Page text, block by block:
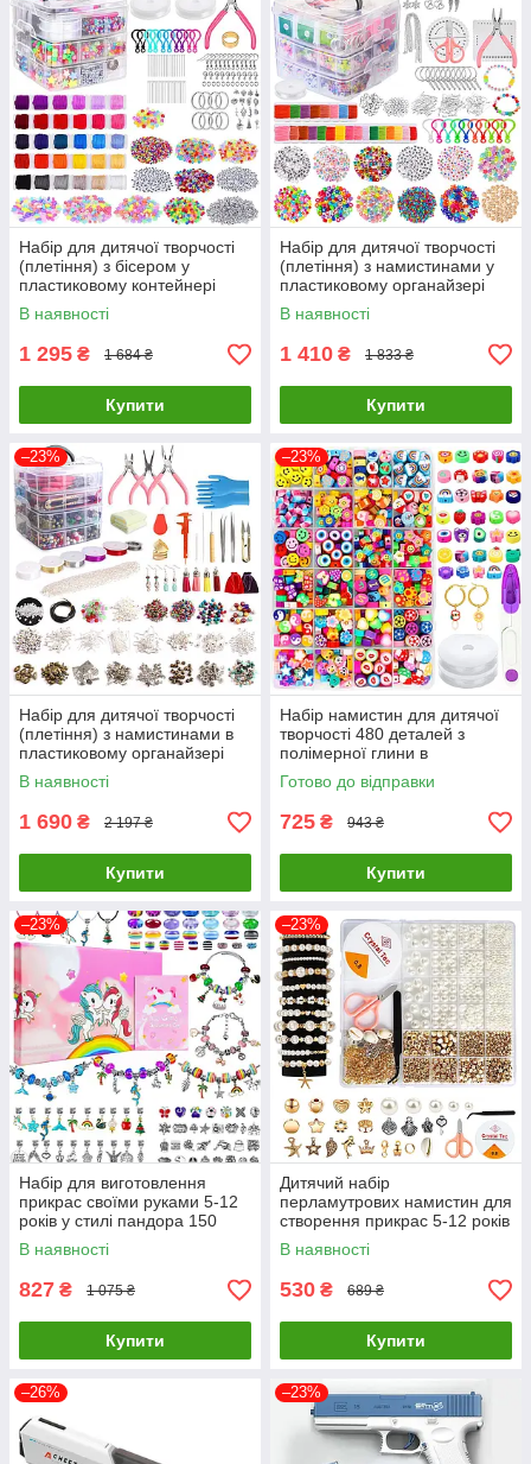
Набір для дитячої творчості
(плетіння) з бісером у
пластиковому контейнері
3750 деталей ( код: 3750 )
В наявності
1 295 ₴ 1 684 ₴
Купити
Набір для дитячої творчості
(плетіння) з намистинами у
пластиковому органайзері
4655 деталей ( код: DIY4655
)В наявності
1 410 ₴ 1 833 ₴
Купити
–23%
Набір для дитячої творчості
(плетіння) з намистинами в
пластиковому органайзері
Великий ( код: DIY1960 )
В наявності
1 690 ₴ 2 197 ₴
Купити
–23%
Набір намистин для дитячої
творчості 480 деталей з
полімерної глини в
органайзері ( код: DIY480 )
Готово до відправки
725 ₴ 943 ₴
Купити
–23%
Набір для виготовлення
прикрас своїми руками 5-12
років у стилі пандора 150
деталей ( код: DIY150 )
В наявності
827 ₴ 1 075 ₴
Купити
–23%
Дитячий набір
перламутрових намистин для
створення прикрас 5-12 років
1200 деталей ( код: DIY1200
)В наявності
530 ₴ 689 ₴
Купити
–26% –23%